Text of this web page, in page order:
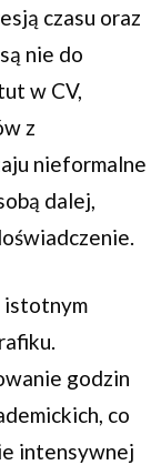
czasu oraz
nie do
w CV,
z
nieformalne
dalej,
istotnym
godzin
co
intensywnej